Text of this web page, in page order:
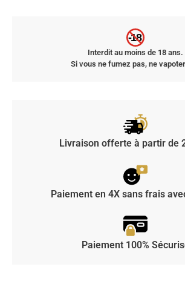
-18
Interdit au moins de 18 ans.
Si vous ne fumez pas, ne
Livraison offerte à partir de
Paiement en 4X sans frais
Paiement 100%